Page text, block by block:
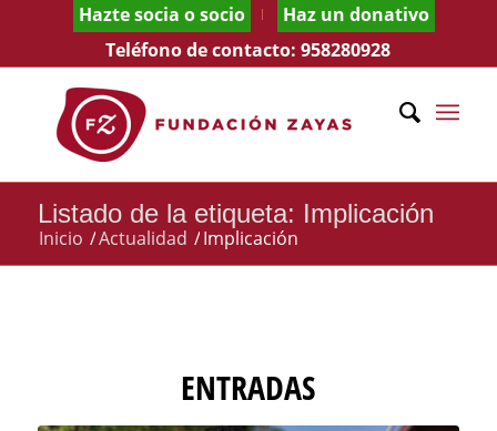
Hazte socia o socio
Haz un donativo
Teléfono de contacto:958280928
Listado de la etiqueta: Implicación
Inicio /Actualidad /Implicación
ENTRADAS